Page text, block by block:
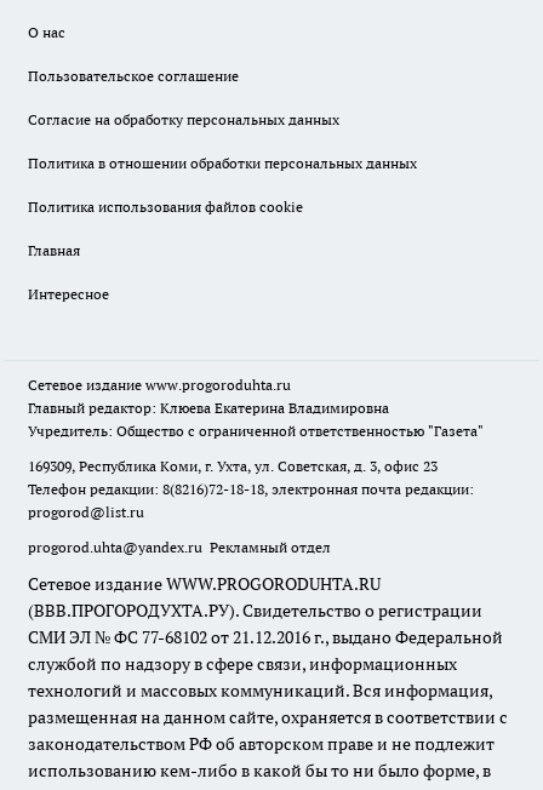
О нас
Пользовательское соглашение
Согласие на обработку персональных данных
Политика в отношении обработки персональных данных
Политика использования файлов cookie
Главная
Интересное
Сетевое издание www.progoroduhta.ru
Главный редактор: Клюева Екатерина Владимировна
Учредитель: Общество с ограниченной ответственностью "Газета"
169309, Республика Коми, г. Ухта, ул. Советская, д. 3, офис 23
Телефон редакции: 8(8216)72-18-18, электронная почта редакции:
progorod@list.ru
progorod.uhta@yandex.ru Рекламный отдел
Сетевое издание WWW.PROGORODUHTA.RU
(ВВВ.ПРОГОРОДУХТА.РУ). Свидетельство о регистрации
СМИ ЭЛ № ФС 77-68102 от 21.12.2016 г., выдано Федеральной
службой по надзору в сфере связи, информационных
технологий и массовых коммуникаций. Вся информация,
размещенная на данном сайте, охраняется в соответствии с
законодательством РФ об авторском праве и не подлежит
использованию кем-либо в какой бы то ни было форме, в